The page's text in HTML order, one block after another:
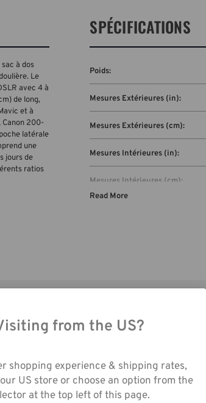
à dos
Le
avec 4 à
de long,
et à
200-
latérale
une
jours de
ratios
SPÉCIFICATIONS
Poids:
Mesures Extérieures (in):
Mesures Extérieures (cm):
Mesures Intérieures (in):
Mesures Intérieures (cm):
Garantie:
Read More
site web, vous acceptez la
telle que décrite dans
.
from the US?
shopping experience & shipping rates,
US store or choose an option from the
at the top left of this page.